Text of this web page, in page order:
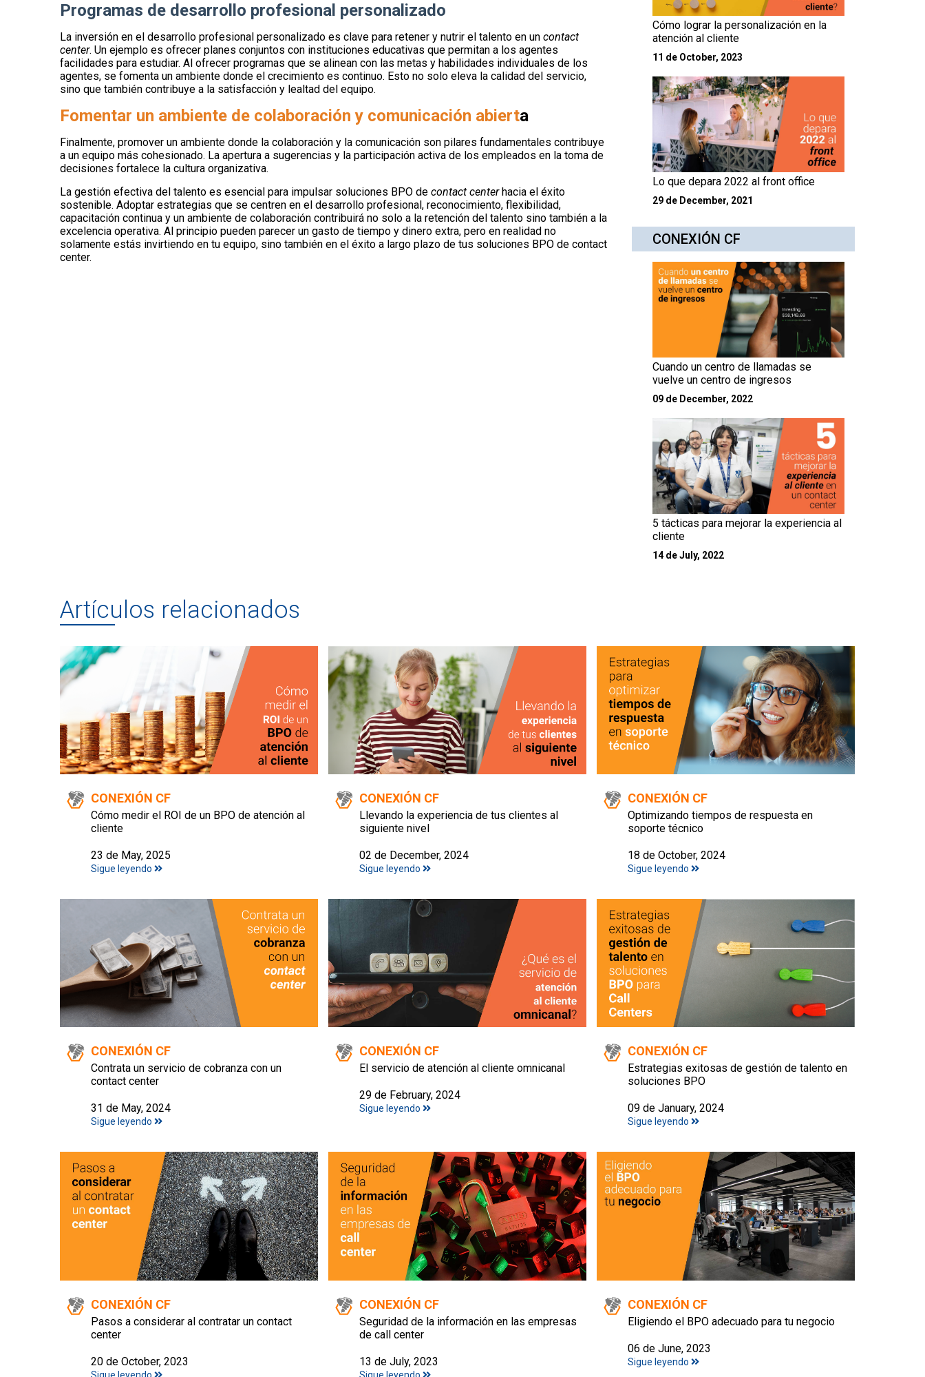
Programas de desarrollo profesional personalizado
La inversión en el desarrollo profesional personalizado es clave para retener y nutrir el talento en un contact
center. Un ejemplo es ofrecer planes conjuntos con instituciones educativas que permitan a los agentes
facilidades para estudiar. Al ofrecer programas que se alinean con las metas y habilidades individuales de los
agentes, se fomenta un ambiente donde el crecimiento es continuo. Esto no solo eleva la calidad del servicio,
sino que también contribuye a la satisfacción y lealtad del equipo.
Fomentar un ambiente de colaboración y comunicación abierta
Finalmente, promover un ambiente donde la colaboración y la comunicación son pilares fundamentales contribuye
a un equipo más cohesionado. La apertura a sugerencias y la participación activa de los empleados en la toma de
decisiones fortalece la cultura organizativa.
La gestión efectiva del talento es esencial para impulsar soluciones BPO de contact centerhacia el éxito
sostenible. Adoptar estrategias que se centren en el desarrollo profesional, reconocimiento, flexibilidad,
capacitación continua y un ambiente de colaboración contribuirá no solo a la retención del talento sino también a la
excelencia operativa. Al principio pueden parecer un gasto de tiempo y dinero extra, pero en realidad no
solamente estás invirtiendo en tu equipo, sino también en el éxito a largo plazo de tus soluciones BPO de contact
center.
Cómo lograr la personalización en la
atención al cliente
11 de October, 2023
Lo que depara 2022 al front office
29 de December, 2021
CONEXIÓN CF
Cuando un centro de llamadas se
vuelve un centro de ingresos
09 de December, 2022
5 tácticas para mejorar la experiencia al
cliente
14 de July, 2022
Artículos relacionados
CONEXIÓN CF
Cómo medir el ROI de un BPO de atención al
cliente
23 de May, 2025
Sigue leyendo
CONEXIÓN CF
Llevando la experiencia de tus clientes al
siguiente nivel
02 de December, 2024
Sigue leyendo
CONEXIÓN CF
Optimizando tiempos de respuesta en
soporte técnico
18 de October, 2024
Sigue leyendo
CONEXIÓN CF
Contrata un servicio de cobranza con un
contact center
31 de May, 2024
Sigue leyendo
CONEXIÓN CF
El servicio de atención al cliente omnicanal
29 de February, 2024
Sigue leyendo
CONEXIÓN CF
Estrategias exitosas de gestión de talento en
soluciones BPO
09 de January, 2024
Sigue leyendo
CONEXIÓN CF
Pasos a considerar al contratar un contact
center
20 de October, 2023
CONEXIÓN CF
Seguridad de la información en las empresas
de call center
13 de July, 2023
CONEXIÓN CF
Eligiendo el BPO adecuado para tu negocio
06 de June, 2023
Sigue leyendo